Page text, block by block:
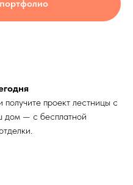
проект лестницы с
дом — с бесплатной